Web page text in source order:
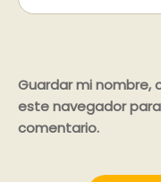
Guardar mi nombre,
este navegador
comentario.